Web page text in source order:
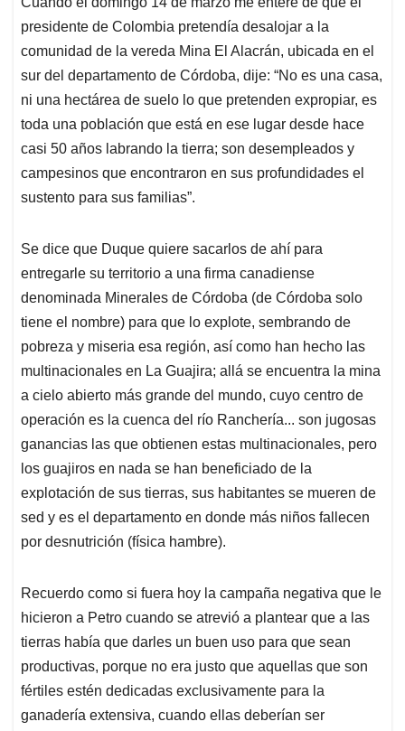
s
A
p
p
b
o
o
k
e
d
I
n
l
a
d
s
presidente de Colombia pretendía desalojar a la
comunidad de la vereda Mina El Alacrán, ubicada en el
sur del departamento de Córdoba, dije: “No es una casa,
ni una hectárea de suelo lo que pretenden expropiar, es
toda una población que está en ese lugar desde hace
casi 50 años labrando la tierra; son desempleados y
campesinos que encontraron en sus profundidades el
sustento para sus familias”.
Se dice que Duque quiere sacarlos de ahí para
entregarle su territorio a una firma canadiense
denominada Minerales de Córdoba (de Córdoba solo
tiene el nombre) para que lo explote, sembrando de
pobreza y miseria esa región, así como han hecho las
multinacionales en La Guajira; allá se encuentra la mina
a cielo abierto más grande del mundo, cuyo centro de
operación es la cuenca del río Ranchería... son jugosas
ganancias las que obtienen estas multinacionales, pero
los guajiros en nada se han beneficiado de la
explotación de sus tierras, sus habitantes se mueren de
sed y es el departamento en donde más niños fallecen
por desnutrición (física hambre).
Recuerdo como si fuera hoy la campaña negativa que le
hicieron a Petro cuando se atrevió a plantear que a las
tierras había que darles un buen uso para que sean
productivas, porque no era justo que aquellas que son
fértiles estén dedicadas exclusivamente para la
ganadería extensiva, cuando ellas deberían ser